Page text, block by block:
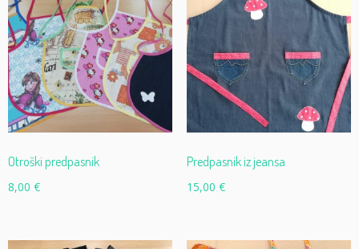
Otroški predpasnik
8,00 €
Predpasnik iz jeansa
15,00 €